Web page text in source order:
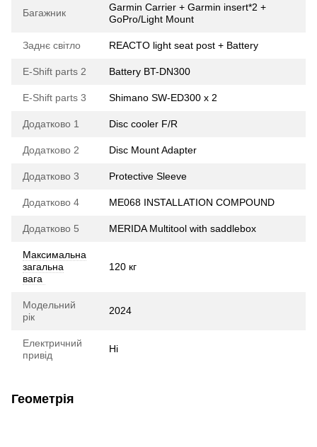
Багажник
Garmin Carrier + Garmin insert*2 +
GoPro/Light Mount
Заднє світло REACTO light seat post + Battery
E-Shift parts 2 Battery BT-DN300
E-Shift parts 3 Shimano SW-ED300 x 2
Додатково 1 Disc cooler F/R
Додатково 2 Disc Mount Adapter
Додатково 3 Protective Sleeve
Додатково 4 ME068 INSTALLATION COMPOUND
Додатково 5 MERIDA Multitool with saddlebox
Максимальна
загальна
вага
120 кг
Модельний
рік
2024
Електричний
привід
Ні
Геометрія